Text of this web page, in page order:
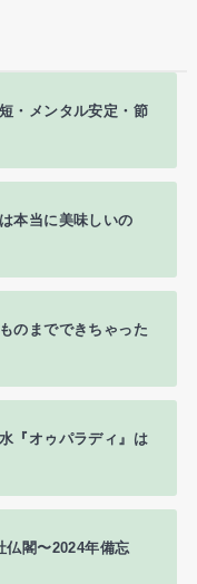
・メンタル安定・節
本当に美味しいの
のまでできちゃった
『オゥパラディ』は
仏閣〜2024年備忘